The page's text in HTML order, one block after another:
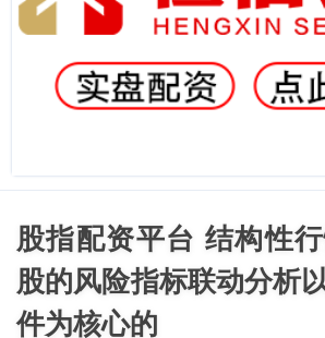
股指配资平台 结构性
股的风险指标联动分析
件为核心的